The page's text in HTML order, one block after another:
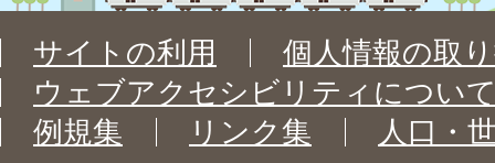
サイトの利用
個人情報の取
ウェブアクセシビリティについ
例規集
リンク集 人口・